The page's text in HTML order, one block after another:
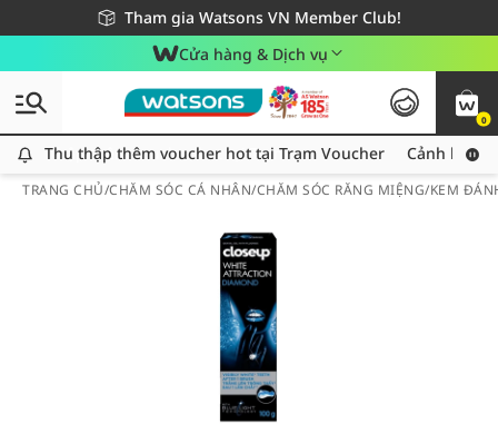
Tham gia Watsons VN Member Club!
Miễn phí giao hàng cho đơn hàng từ 249,000Đ
Giao hàng nhanh 24h - Áp dụng khu vực TP. Hồ Chí Minh
Cửa hàng & Dịch vụ
0
Thu thập thêm voucher hot tại Trạm Voucher
Thu thập thêm voucher hot tại Trạm Voucher Cảnh báo
TRANG CHỦ/CHĂM SÓC CÁ NHÂN/CHĂM SÓC RĂNG MIỆNG/KEM